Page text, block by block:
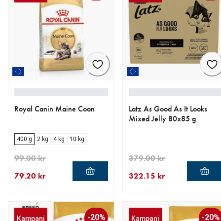
Royal Canin Maine Coon
400 g 2 kg 4 kg 10 kg
79.20 kr
99.00 kr
Latz As Good As It Looks
Mixed Jelly 80x85 g
322.15 kr
379.00 kr
Kampanj -20% Kampanj -20%